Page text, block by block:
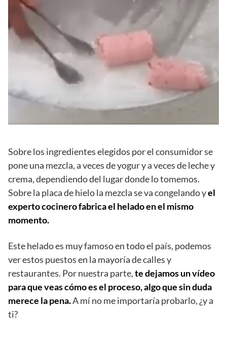
Sobre los ingredientes elegidos por el consumidor se
pone una mezcla, a veces de yogur y a veces de leche y
crema, dependiendo del lugar donde lo tomemos.
Sobre la placa de hielo la mezcla se va congelando yel
experto cocinero fabrica el helado en el mismo
momento.
Este helado es muy famoso en todo el país, podemos
ver estos puestos en la mayoría de calles y
restaurantes. Por nuestra parte,te dejamos un vídeo
para que veas cómo es el proceso, algo que sin duda
merece la pena.A mí no me importaría probarlo, ¿y a
ti?